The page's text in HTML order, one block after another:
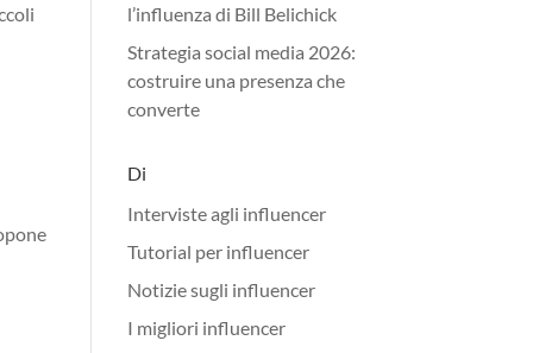
l’influenza di Bill Belichick
Strategia social media 2026:
costruire una presenza che
converte
Di
Interviste agli influencer
Tutorial per influencer
Notizie sugli influencer
I migliori influencer